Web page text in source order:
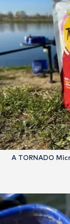
A TORNADO